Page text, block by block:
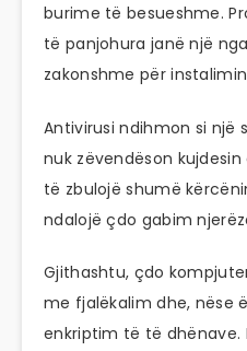
burime të besueshme.
të panjohura janë një
zakonshme për
Antivirusi ndihmon si një
nuk zëvendëson
të zbulojë shumë
ndalojë çdo gabim
Gjithashtu, çdo
me fjalëkalim dhe, nëse
enkriptim të të dhënave.